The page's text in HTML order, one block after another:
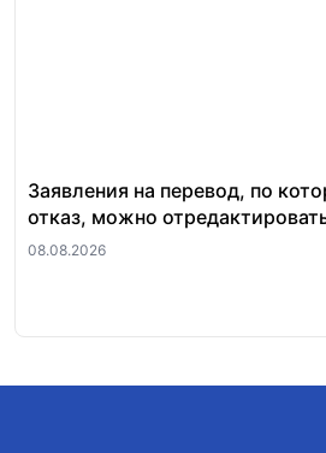
Заявления на перевод, по
отказ, можно
08.08.2026